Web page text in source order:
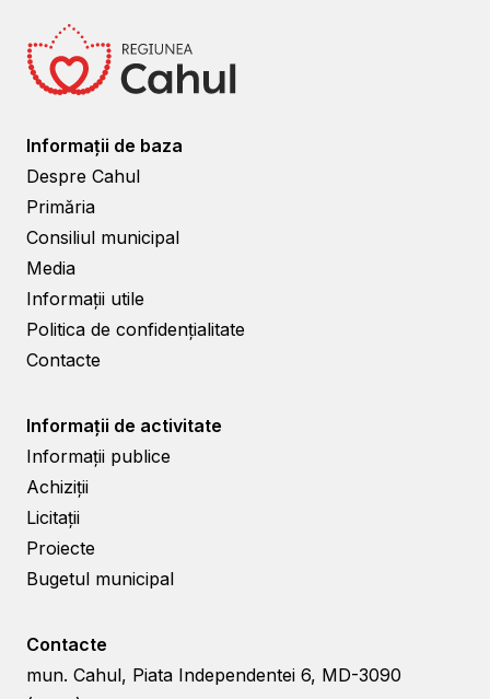
Informații de baza
Despre Cahul
Primăria
Consiliul municipal
Media
Informații utile
Politica de confidențialitate
Contacte
Informații de activitate
Informații publice
Achiziții
Licitații
Proiecte
Bugetul municipal
Contacte
mun. Cahul, Piata Independentei 6, MD-3090